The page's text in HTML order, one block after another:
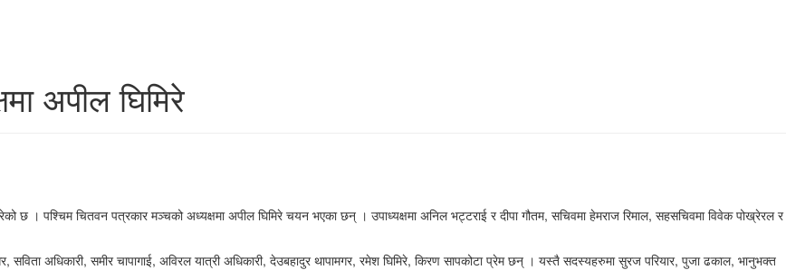
अपील घिमिरे
पश्चिम चितवन पत्रकार मञ्चको अध्यक्षमा अपील घिमिरे चयन भएका छन् । उपाध्यक्षमा अनिल भट्टराई र दीपा गौतम, सचिवमा हेमराज रिमाल, सहसचिवमा विवेक पोख्रेरल र
सविता अधिकारी, समीर चापागाई, अविरल यात्री अधिकारी, देउबहादुर थापामगर, रमेश घिमिरे, किरण सापकोटा प्रेम छन् । यस्तै सदस्यहरुमा सुरज परियार, पुजा ढकाल, भानुभक्त